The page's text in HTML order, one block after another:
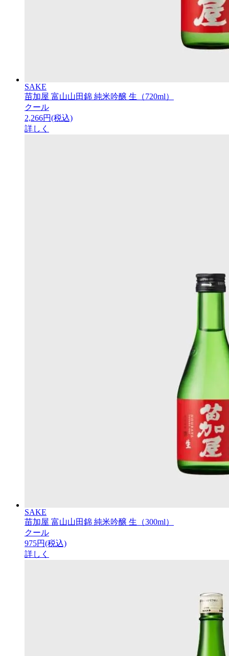
SAKE
苗加屋 富山山田錦 純米吟醸 生（720ml）
クール
2,266円(税込)
詳しく
SAKE
苗加屋 富山山田錦 純米吟醸 生（300ml）
クール
975円(税込)
詳しく